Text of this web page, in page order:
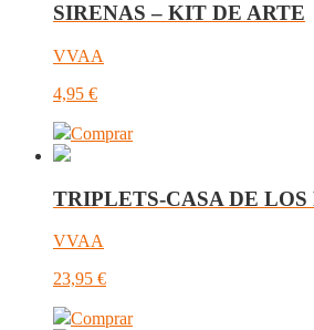
SIRENAS – KIT DE ARTE
VVAA
4,95 €
Comprar
TRIPLETS-CASA DE LOS
VVAA
23,95 €
Comprar